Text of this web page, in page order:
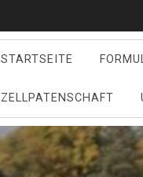
STARTSEITE
ZELLPATENSCHAFT